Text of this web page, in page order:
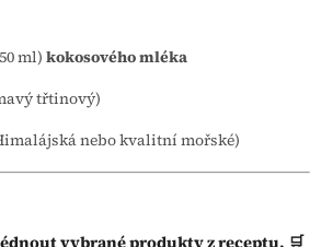
ml) kokosového mléka
třtinový)
nebo kvalitní mořské)
vybrané produkty z receptu. 🛒